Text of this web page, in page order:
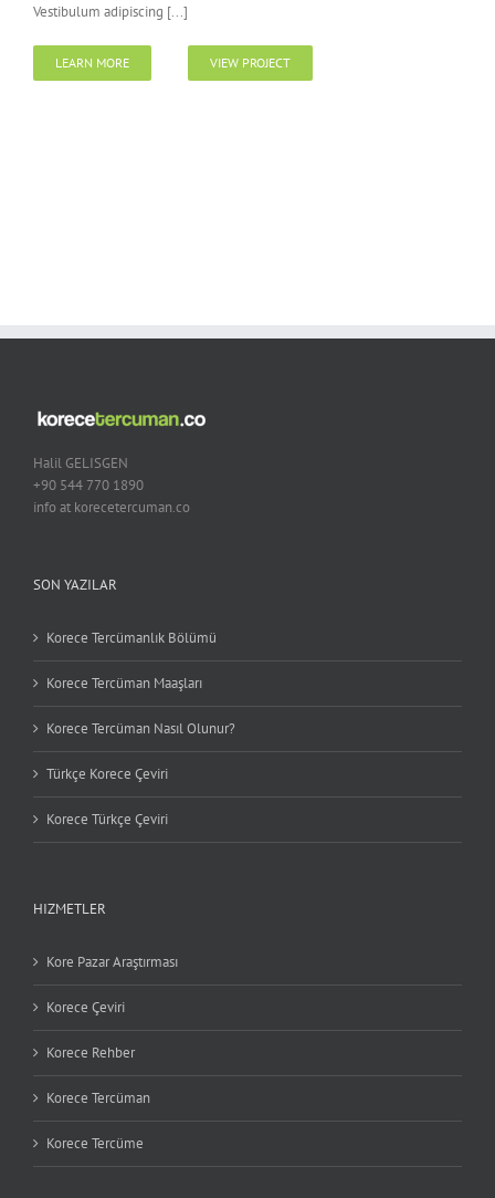
Vestibulum adipiscing [...]
LEARN MORE VIEW PROJECT
Halil GELISGEN
+90 544 770 1890
info at korecetercuman.co
SON YAZILAR
Korece Tercümanlık Bölümü
Korece Tercüman Maaşları
Korece Tercüman Nasıl Olunur?
Türkçe Korece Çeviri
Korece Türkçe Çeviri
HIZMETLER
Kore Pazar Araştırması
Korece Çeviri
Korece Rehber
Korece Tercüman
Korece Tercüme